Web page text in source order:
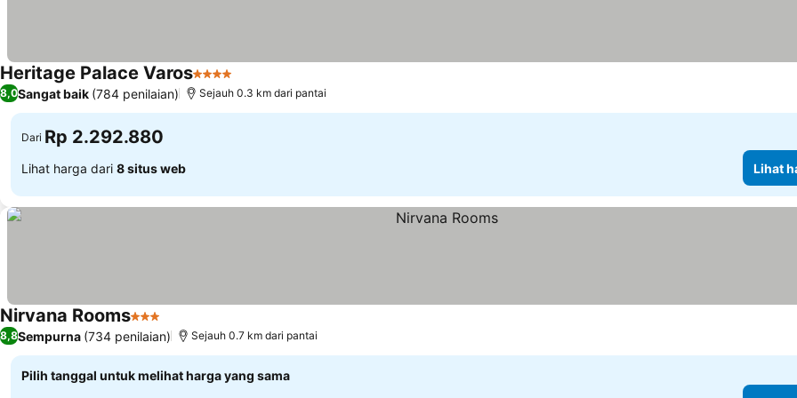
Heritage Palace Varos4 Bintang
8,0Sangat baik (784 penilaian) Sejauh 0.3 km dari pantai
Dari Rp 2.292.880
Lihat harga dari 8 situs web Lihat
Nirvana Rooms3 Bintang
8,8Sempurna (734 penilaian) Sejauh 0.7 km dari pantai
Pilih tanggal untuk melihat harga yang sama